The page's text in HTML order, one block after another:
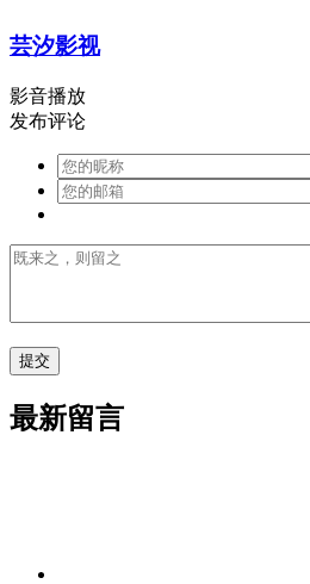
芸汐影视
影音播放
发布评论
最新留言